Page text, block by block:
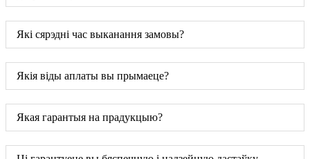
Які сярэдні час выканання замовы?
Якія віды аплаты вы прымаеце?
Якая гарантыя на прадукцыю?